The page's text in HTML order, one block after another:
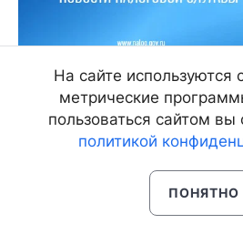
20 а квартал сквер
09.04.11, 16:16 1845
На сайте используются
метрические
пользоваться сайтом вы
политикой
ПОНЯТНО